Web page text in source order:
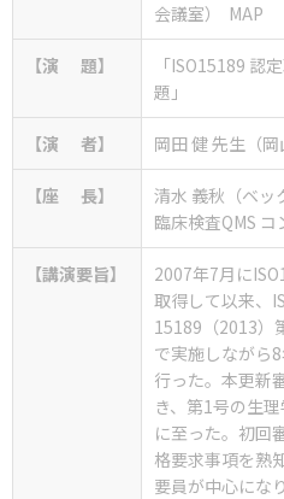
会議室） MAP
【演 題】
「ISO15189 認
題」
【演 者】 岡田 健 先生（岡
【座 長】
清水 義秋（ベッ
臨床検査QMS コ
【講演要旨】
2007年7月に
取得して以来、
15189（2013）
で実施しながら
行った。本更新
き、第1号の生
に至った。初回
格要求事項を熟
要員が中心にな